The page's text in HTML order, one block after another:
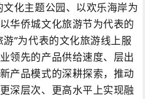
化主题公园、以欢乐海岸为
华侨城文化旅游节为代表的
”为代表的文化旅游线上服
领先的产品供给速度、层出
产品模式的深耕探索，推动
深层次、更高水平上实现融